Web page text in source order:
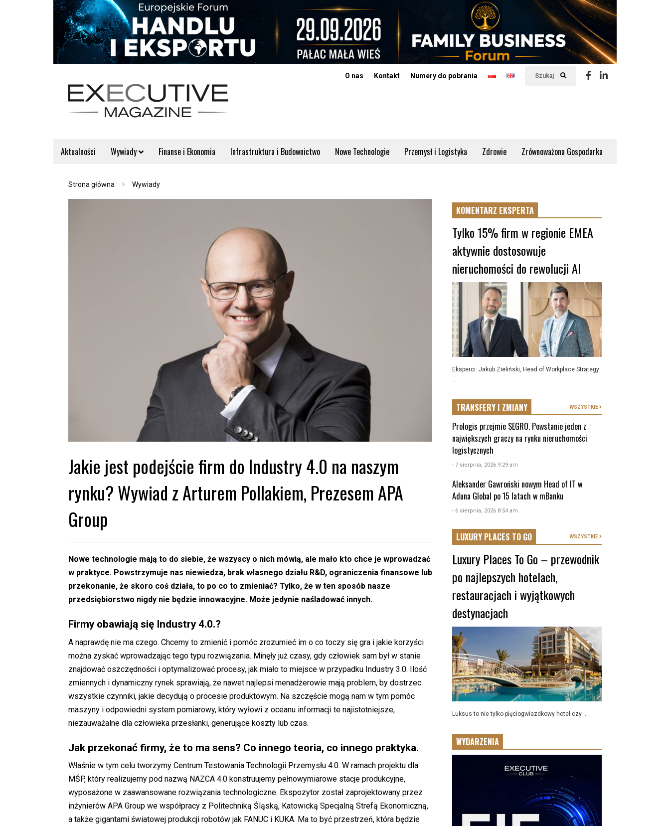
Szukaj
O nas Kontakt Numery do pobrania
Aktualności Wywiady Finanse i Ekonomia Infrastruktura i Budownictwo Nowe Technologie Przemysł i Logistyka Zdrowie Zrównoważona Gospodarka
Strona główna Wywiady
Jakie jest podejście firm do Industry 4.0 na naszym
rynku? Wywiad z Arturem Pollakiem, Prezesem APA
Group
Nowe technologie mają to do siebie, że wszyscy o nich mówią, ale mało kto chce je wprowadzać
w praktyce. Powstrzymuje nas niewiedza, brak własnego działu R&D, ograniczenia finansowe lub
przekonanie, że skoro coś działa, to po co to zmieniać? Tylko, że w ten sposób nasze
przedsiębiorstwo nigdy nie będzie innowacyjne. Może jedynie naśladować innych.
Firmy obawiają się Industry 4.0.?
A naprawdę nie ma czego. Chcemy to zmienić i pomóc zrozumieć im o co toczy się gra i jakie korzyści
można zyskać wprowadzając tego typu rozwiązania. Minęły już czasy, gdy człowiek sam był w stanie
znajdować oszczędności i optymalizować procesy, jak miało to miejsce w przypadku Industry 3.0. Ilość
zmiennych i dynamiczny rynek sprawiają, że nawet najlepsi menadżerowie mają problem, by dostrzec
wszystkie czynniki, jakie decydują o procesie produktowym. Na szczęście mogą nam w tym pomóc
maszyny i odpowiedni system pomiarowy, który wyłowi z oceanu informacji te najistotniejsze,
niezauważalne dla człowieka przesłanki, generujące koszty lub czas.
Jak przekonać firmy, że to ma sens? Co innego teoria, co innego praktyka.
Właśnie w tym celu tworzymy Centrum Testowania Technologii Przemysłu 4.0. W ramach projektu dla
MŚP, który realizujemy pod nazwą NAZCA 4.0 konstruujemy pełnowymiarowe stacje produkcyjne,
wyposażone w zaawansowane rozwiązania technologiczne. Ekspozytor został zaprojektowany przez
inżynierów APA Group we współpracy z Politechniką Śląską, Katowicką Specjalną Strefą Ekonomiczną,
a także gigantami światowej produkcji robotów jak FANUC i KUKA. Ma to być przestrzeń, która będzie
KOMENTARZ EKSPERTA
Tylko 15% firm w regionie EMEA
aktywnie dostosowuje
nieruchomości do rewolucji AI
Eksperci: Jakub Zieliński, Head of Workplace Strategy
...
TRANSFERY I ZMIANY WSZYSTKIE
Prologis przejmie SEGRO. Powstanie jeden z
największych graczy na rynku nieruchomości
logistycznych
- 7 sierpnia, 2026 9:29 am
Aleksander Gawroński nowym Head of IT w
Aduna Global po 15 latach w mBanku
- 6 sierpnia, 2026 8:54 am
LUXURY PLACES TO GO WSZYSTKIE
Luxury Places To Go – przewodnik
po najlepszych hotelach,
restauracjach i wyjątkowych
destynacjach
Luksus to nie tylko pięciogwiazdkowy hotel czy ...
WYDARZENIA